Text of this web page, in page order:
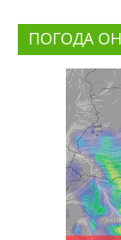
ПОГОДА